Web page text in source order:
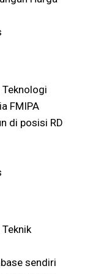
FMIPA
di posisi RD
sendiri